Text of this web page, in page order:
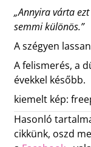
„Annyira várta
semmi különös.”
A szégyen
A felismerés, a
évekkel később.
kiemelt kép:
Hasonló
cikkünk, oszd